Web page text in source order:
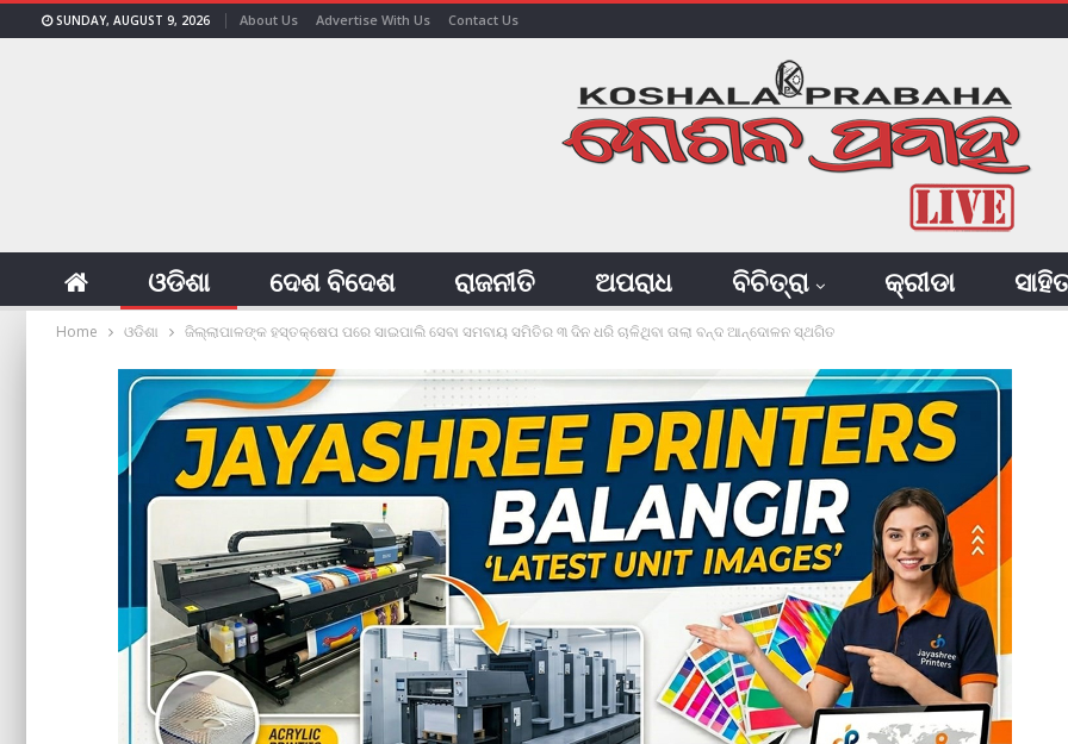
SUNDAY, AUGUST 9, 2026 About Us Advertise With Us Contact Us
ଓଡିଶା ଦେଶ ବିଦେଶ ରାଜନୀତି ଅପରାଧ ବିଚିତ୍ରା କ୍ରୀଡା
Home ଓଡିଶା ଜିଲ୍ଲାପାଳଙ୍କ ହସ୍ତକ୍ଷେପ ପରେ ସାଇପାଲି ସେବା ସମବାୟ ସମିତିର ୩ ଦିନ ଧରି ଚାଳିଥିବା ତାଲା ବନ୍ଦ ଆନ୍ଦୋଳନ ସ୍ଥଗିତ